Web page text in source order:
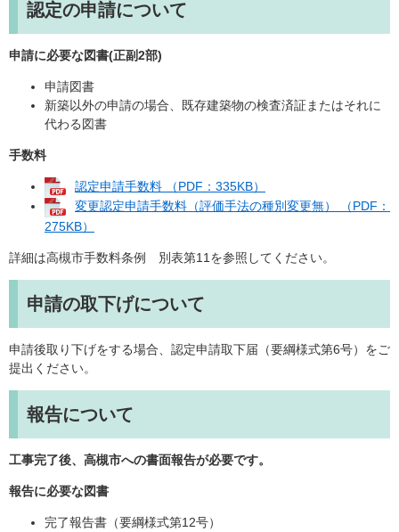
認定の申請について
申請に必要な図書(正副2部)
申請図書
新築以外の申請の場合、既存建築物の検査済証またはそれに
代わる図書
手数料
認定申請手数料 （PDF：335KB）
変更認定申請手数料（評価手法の種別変更無） （PDF：
275KB）
詳細は高槻市手数料条例 別表第11を参照してください。
申請の取下げについて
申請後取り下げをする場合、認定申請取下届（要綱様式第6号）をご
提出ください。
報告について
工事完了後、高槻市への書面報告が必要です。
報告に必要な図書
完了報告書（要綱様式第12号）